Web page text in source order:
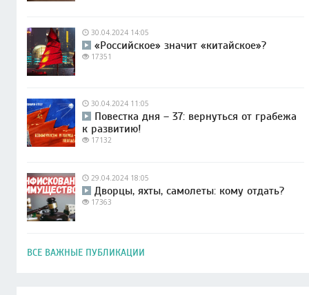
30.04.2024 14:05
«Российское» значит «китайское»?
17351
30.04.2024 11:05
Повестка дня – 37: вернуться от грабежа
к развитию!
17132
29.04.2024 18:05
Дворцы, яхты, самолеты: кому отдать?
17363
ВСЕ ВАЖНЫЕ ПУБЛИКАЦИИ